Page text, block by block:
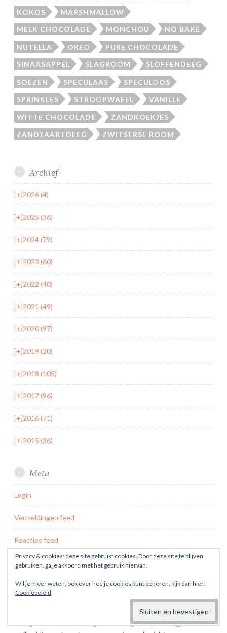
KOKOS MARSHMALLOW
MELK CHOCOLADE MONCHOU NO BAKE
NUTELLA OREO PURE CHOCOLADE
SINAASAPPEL SLAGROOM SLOFFENDEEG
SOEZEN SPECULAAS SPECULOOS
SPRINKLES STROOPWAFEL VANILLE
WITTE CHOCOLADE ZANDKOEKJES
ZANDTAARTDEEG ZWITSERSE ROOM
Archief
[+]2026 (4)
[+]2025 (36)
[+]2024 (79)
[+]2023 (60)
[+]2022 (40)
[+]2021 (49)
[+]2020 (97)
[+]2019 (20)
[+]2018 (105)
[+]2017 (96)
[+]2016 (71)
[+]2015 (36)
Meta
Login
Vermeldingen feed
Reacties feed
WordPress.org
Geen artikel meer missen? Abonneer je op de
Voer je e-mailadres in om je in te schrijven op dit blog en e-
Privacy & cookies: deze site gebruikt cookies. Door deze site te blijven
gebruiken, ga je akkoord met het gebruik hiervan.
Wil je meer weten, ook over hoe je cookies kunt beheren, kijk dan hier:
Cookiebeleid